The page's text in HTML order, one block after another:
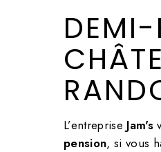
DEMI-PENSION À
L’entreprise Jam's
pension, si vous